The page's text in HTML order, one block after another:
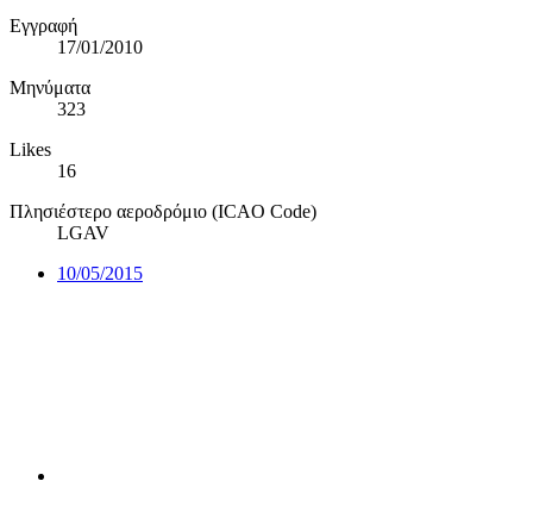
Εγγραφή
17/01/2010
Μηνύματα
323
Likes
16
Πλησιέστερο αεροδρόμιο (ICAO Code)
LGAV
10/05/2015